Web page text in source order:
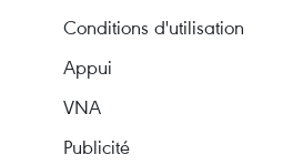
Conditions d'utilisation
Appui
VNA
Publicité